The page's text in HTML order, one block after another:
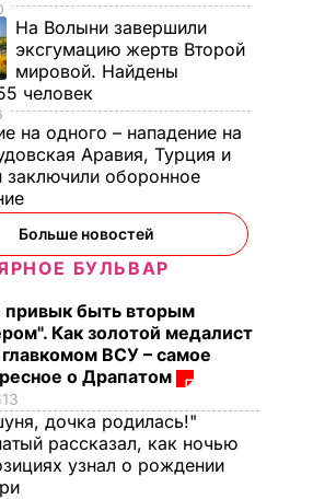
"Ничего навязывать
не буду". Драпатый
На Волыни завершили
эксгумацию жертв Второй
мировой. Найдены
человек
на одного – нападение на
Аравия, Турция и
заключили оборонное
Больше новостей
БУЛЬВАР
привык быть вторым
Как золотой медалист
главкомом ВСУ – самое
о Драпатом
дочка родилась!"
рассказал, как ночью
узнал о рождении